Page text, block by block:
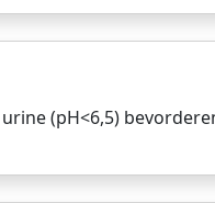
(pH<6,5)